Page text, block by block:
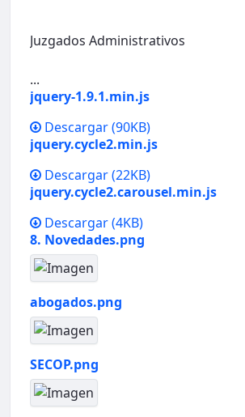
Juzgados Administrativos
...
jquery-1.9.1.min.js
Descargar(90KB)
jquery.cycle2.min.js
Descargar(22KB)
jquery.cycle2.carousel.min.js
Descargar(4KB)
8. Novedades.png
abogados.png
SECOP.png